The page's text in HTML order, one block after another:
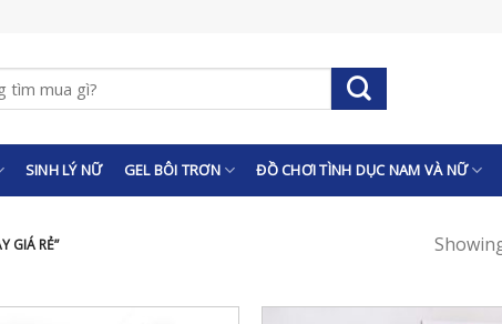
SINH LÝ NỮ GEL BÔI TRƠN ĐỒ CHƠI TÌNH DỤC NAM VÀ NỮ
GIÁ RẺ”